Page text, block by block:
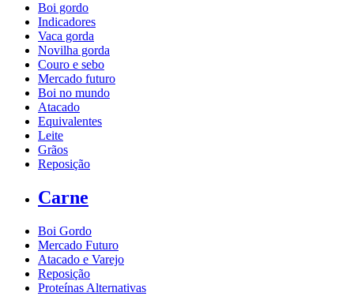
Boi gordo
Indicadores
Vaca gorda
Novilha gorda
Couro e sebo
Mercado futuro
Boi no mundo
Atacado
Equivalentes
Leite
Grãos
Reposição
Carne
Boi Gordo
Mercado Futuro
Atacado e Varejo
Reposição
Proteínas Alternativas